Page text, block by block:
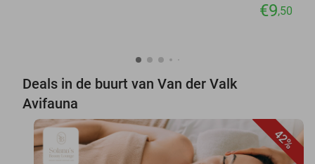
€9,50
Deals in de buurt van Van der Valk
Avifauna
42%